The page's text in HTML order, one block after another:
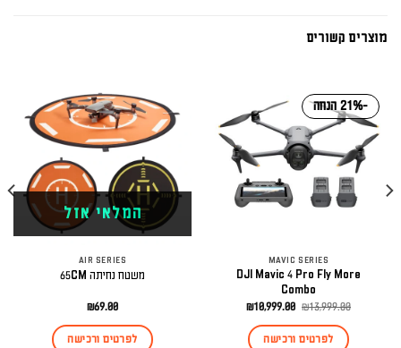
מוצרים קשורים
-21% הנחה
MAVIC SERIES
DJI Mavic 4 Pro Fly More
Combo
₪13,999.00
המחיר
היה:
₪13,999.00.
₪10,999.00 המחיר
לפרטים ורכישה
המלאי אזל
AIR SERIES
משטח נחיתה 65CM
₪69.00
לפרטים ורכישה